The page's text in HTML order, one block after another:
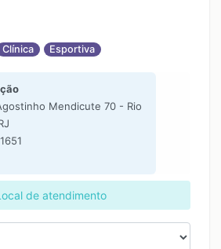
Clínica Esportiva
Mendicute 70 - Rio
de atendimento